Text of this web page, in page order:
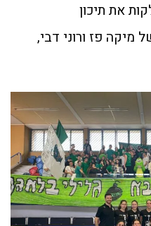
את תיכון
מיקה פז ורוני דבי,